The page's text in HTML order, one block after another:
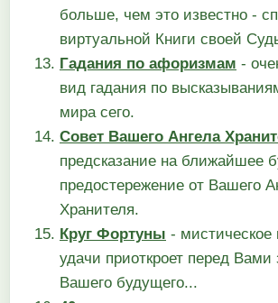
больше, чем это известно -
виртуальной Книги своей
Гадания по афоризмам -
вид гадания по
мира сего.
Совет Вашего Ангела
предсказание на ближайшее
предостережение от Вашего
Хранителя.
Круг Фортуны - мистическое
удачи приоткроет перед Вами
Вашего будущего...